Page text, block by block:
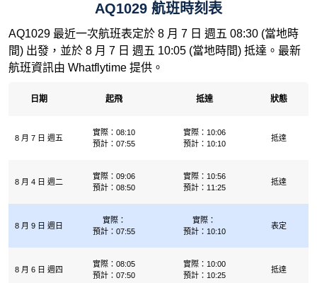
AQ1029 航班時刻表
AQ1029 最近一次航班表定於 8 月 7 日 週五 08:30 (當地時
間) 出發，並於 8 月 7 日 週五 10:05 (當地時間) 抵達。最新
航班資訊由 Whatflytime 提供。
日期 起飛 抵達 狀態
8 月 7 日 週五
實際：08:10
預計：07:55
實際：10:06
預計：10:10
抵達
8 月 4 日 週二
實際：09:06
預計：08:50
實際：10:56
預計：11:25
抵達
8 月 9 日 週日
實際：
預計：07:55
實際：
預計：10:10
表定
8 月 6 日 週四
實際：08:05
預計：07:50
實際：10:00
預計：10:25
抵達